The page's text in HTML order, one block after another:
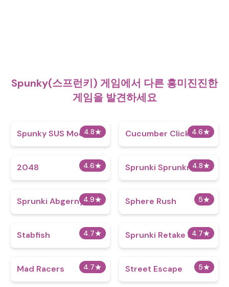
Spunky(스프런키) 게임에서 다른 흥미진진한
게임을 발견하세요
4.8★
Spunky SUS Mod 4.6★
Cucumber Clicker
4.6★
2048 4.8★
Sprunki Sprunknam
4.9★
Sprunki Abgerny 5★
Sphere Rush
4.7★
Stabfish 4.7★
Sprunki Retake Spinki
4.7★
Mad Racers 5★
Street Escape